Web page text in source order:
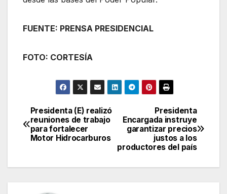
FUENTE: PRENSA PRESIDENCIAL
FOTO: CORTESÍA
Navegación
de
Presidenta
Encargada instruye
garantizar precios
justos a los
productores del país
Presidenta (E) realizó
reuniones de trabajo
para fortalecer
Motor Hidrocarburos